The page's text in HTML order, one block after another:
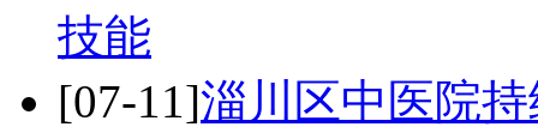
技能
[07-11]淄川区中医院